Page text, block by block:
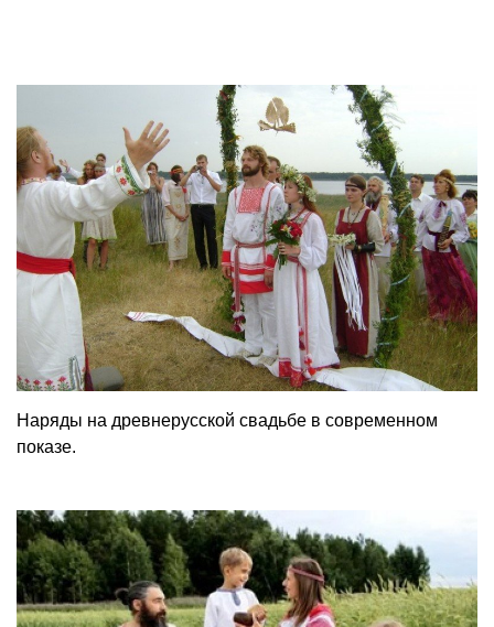
Наряды на древнерусской свадьбе в современном
показе.